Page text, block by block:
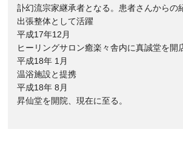
訃幻流宗家継承者となる。患者さんからの
出張整体として活躍
平成17年12月
ヒーリングサロン癒楽々舎内に真誠堂を開
平成18年 1月
温浴施設と提携
平成18年 8月
昇仙堂を開院、現在に至る。